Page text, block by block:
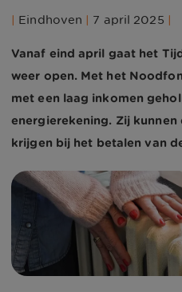
| Eindhoven | 7 april 2025 |
Vanaf eind april gaat het
weer open. Met het
met een laag inkomen
energierekening. Zij kunnen
krijgen bij het betalen van